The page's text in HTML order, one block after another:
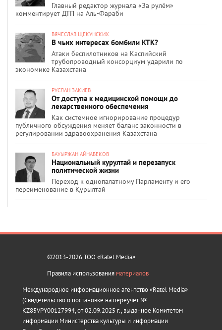
Главный редактор журнала «За рулём»
комментирует ДТП на Аль-Фараби
ВЯЧЕСЛАВ ЩЕКУНСКИХ
В чьих интересах бомбили КТК?
Атаки беспилотников на Каспийский
трубопроводный консорциум ударили по
экономике Казахстана
РУСЛАН ЗАКИЕВ
От доступа к медицинской помощи до
лекарственного обеспечения
Как системное игнорирование процедур
публичного обсуждения меняет баланс законности в
регулировании здравоохранения Казахстана
БАУЫРЖАН АЙНАБЕКОВ
Национальный курултай и перезапуск
политической жизни
Переход к однопалатному Парламенту и его
переименование в Құрылтай
©2013-2026 ТОО «Ratel Media»
Правила использования материалов
Международное информационное агентство «Ratel Media»
(Свидетельство о постановке на переучёт №
KZ85VPY00127994, от 02.09.2025 г., выданное Комитетом
информации Министерства культуры и информации